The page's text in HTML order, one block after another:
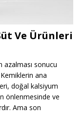
Ve Ürünleri
sonucu
Kemiklerin ana
doğal kalsiyum
önlenmesinde ve
Ama son